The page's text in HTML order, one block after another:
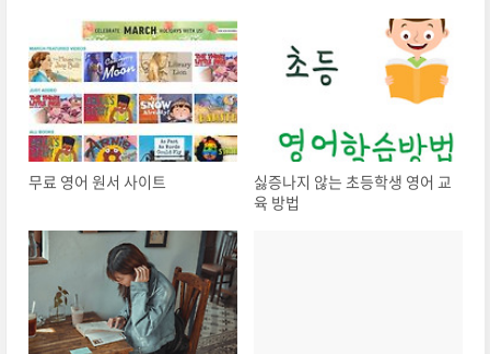
무료 영어 원서 사이트
싫증나지 않는 초등학생 영어 교
육 방법